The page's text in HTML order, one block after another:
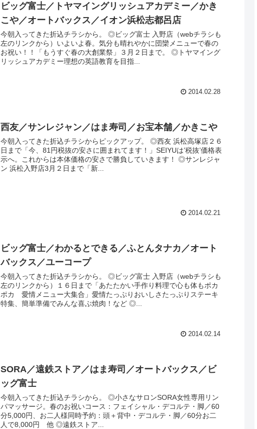
ビッグ富士／トヤマイングリッシュアカデミー／かき
こや／オートバックス／イオン浜松志都呂店
今朝入ってきた折込チラシから。 ◎ビッグ富士 入野店（webチラシも
左のリンクから）いよいよ春。気分も晴れやかに団欒メニューで春の
お祝い！！「もうすぐ春の大創業祭」３月２日まで。 ◎トヤマイング
リッシュアカデミー理想の英語教育を目指...
2014.02.28
西友／サンレジャン／はま寿司／お宝本舗／かきこや
今朝入ってきた折込チラシからピックアップ。 ◎西友 浜松高塚店２６
日まで「今、81円税抜の安さに囲まれてます！」SEIYUは’税抜’価格表
示へ。これからは本体価格の安さで勝負していきます！ ◎サンレジャ
ン 浜松入野店3月２日まで「新...
2014.02.21
ビッグ富士／わかるとできる／ふとんタナカ／オート
バックス／ユーコープ
今朝入ってきた折込チラシから。 ◎ビッグ富士 入野店（webチラシも
左のリンクから）１６日まで「あたたかい手作り料理で心も体もポカ
ポカ 愛情メニュー大集合」愛情たっぷりおいしさたっぷりステーキ
特集、簡単準備でみんな喜ぶ焼肉！など ◎...
2014.02.14
SORA／遠鉄ストア／はま寿司／オートバックス／ビ
ッグ富士
今朝入ってきた折込チラシから。 ◎小さなサロンSORA女性専用リン
パマッサージ。春のお祝いコース：フェイシャル・デコルテ・脚／60
分5,000円、お二人様同時予約：頭＋背中・デコルテ・脚／60分お二
人で8,000円 他 ◎遠鉄ストア...